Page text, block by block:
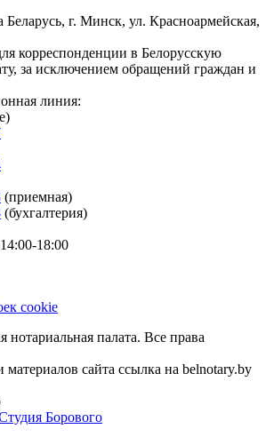
Беларусь, г. Минск, ул. Красноармейская,
корреспонденции в Белорусскую
за исключением обращений граждан и
линия:
(приемная)
(бухгалтерия)
18:00
cookie
нотариальная палата. Все права
сайта ссылка на belnotary.by
Борового